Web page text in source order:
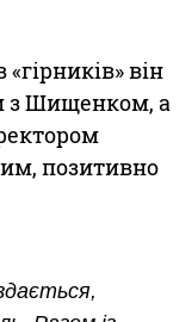
він
з Шищенком, а
позитивно